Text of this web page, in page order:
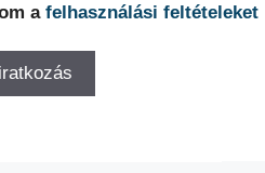
a felhasználási feltételeket